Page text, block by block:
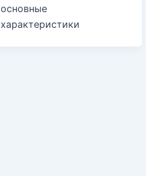
основные
характеристики